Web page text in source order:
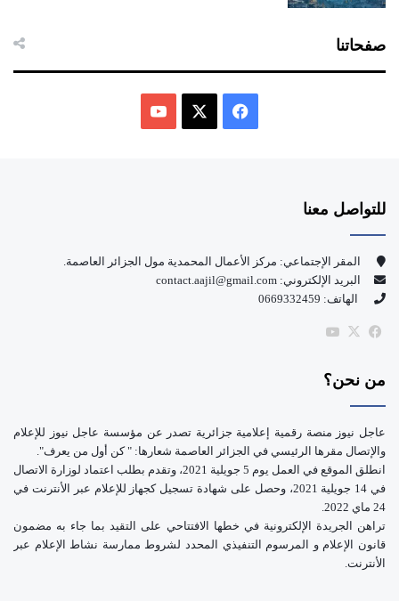
صفحاتنا
و
ك
للتواصل معنا
المقر الإجتماعي: مركز الأعمال المحمدية مول الجزائر العاصمة.
البريد الإلكتروني: contact.aajil@gmail.com
الهاتف: 0669332459
فيسبوك
‫X
من نحن؟
عاجل نيوز منصة رقمية إعلامية جزائرية تصدر عن مؤسسة عاجل نيوز للإعلام
والإتصال مقرها الرئيسي في الجزائر العاصمة شعارها: " كن أول من يعرف".
انطلق الموقع في العمل يوم 5 جويلية 2021، وتقدم بطلب اعتماد لوزارة الاتصال
في 14 جويلية 2021، وحصل على شهادة تسجيل كجهاز للإعلام عبر الأنترنت في
24 ماي 2022.
تراهن الجريدة الإلكترونية في خطها الافتتاحي على التقيد بما جاء به مضمون
قانون الإعلام و المرسوم التنفيذي المحدد لشروط ممارسة نشاط الإعلام عبر
الأنترنت.